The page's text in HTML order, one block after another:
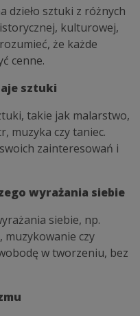
dzieło sztuki z różnych
kulturowej,
że każde
cenne.
sztuki
takie jak malarstwo,
muzyka czy taniec.
zainteresowań i
wyrażania siebie
siebie, np.
muzykowanie czy
w tworzeniu, bez